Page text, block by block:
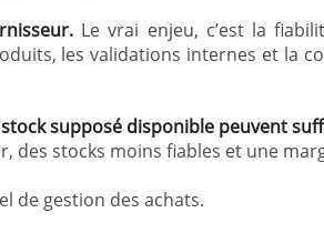
Le vrai enjeu, c’est la
les validations internes et la
supposé disponible peuvent
des stocks moins fiables et une
de gestion des achats.